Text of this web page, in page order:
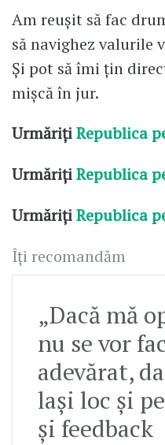
Am reușit să fac
să navighez valurile
Și pot să îmi țin
mișcă în jur.
UrmărițiRepublica
UrmărițiRepublica
UrmărițiRepublica
Îți recomandăm
„Dacă mă
nu se vor
adevărat,
lași loc și
și feedback